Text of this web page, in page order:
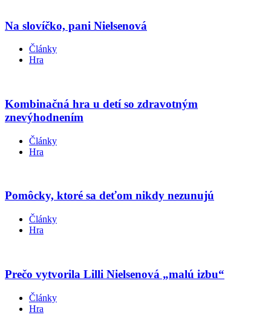
Na slovíčko, pani Nielsenová
Články
Hra
Kombinačná hra u detí so zdravotným
znevýhodnením
Články
Hra
Pomôcky, ktoré sa deťom nikdy nezunujú
Články
Hra
Prečo vytvorila Lilli Nielsenová „malú izbu“
Články
Hra